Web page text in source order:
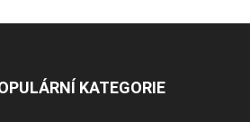
KATEGORIE